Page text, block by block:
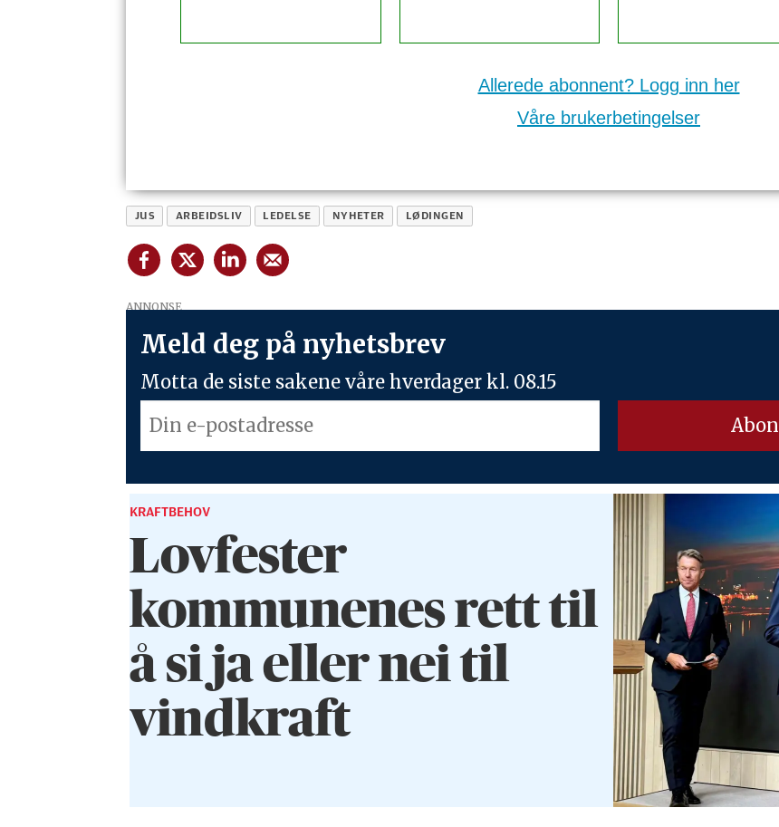
Allerede abonnent? Logg inn her
Våre brukerbetingelser
JUS ARBEIDSLIV LEDELSE NYHETER LØDINGEN
ANNONSE
Meld deg på nyhetsbrev
Motta de siste sakene våre hverdager kl. 08.15
KRAFTBEHOV
Lovfester
kommunenes rett til
å si ja eller nei til
vindkraft